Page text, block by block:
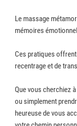
Le massage
mémoires
Ces pratiques
recentrage et de
Que vous cherchiez
ou simplement
heureuse de vous